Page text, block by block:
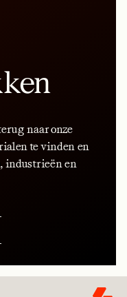
naar onze
te vinden en
industrieën en